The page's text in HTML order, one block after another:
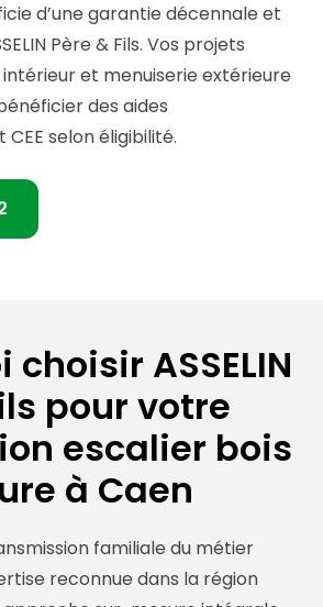
d’une garantie décennale et
Père & Fils. Vos projets
et menuiserie extérieure
des aides
selon éligibilité.
choisir ASSELIN
pour votre
escalier bois
à Caen
familiale du métier
reconnue dans la région